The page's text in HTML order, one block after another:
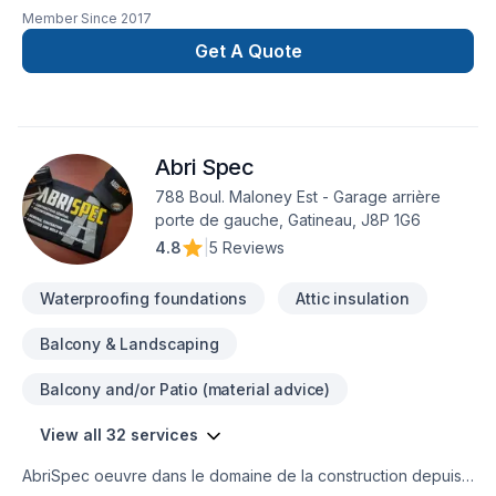
sinistre, Armoires, Balcon, Balcon de bois, Béton,
Calfeutrage, Carrelage, Charpentier, Clôture, Coffrage,
Commercial, Crépis, Cuisine, Décontamination, Démolition,
entre-toît, Isolation mur, Isolation sous-sol, Levage de maison,
Maçonnerie, Margelle, Meubles, Patio, Peinture, Plancher,
Porte de garage, Portes et fenêtres, Puit de lumière,
Rénovation générale, Revêtement extérieur, Salle de bain,
Solarium, Soudeur, Sous-sol, Tapis, Tirage de joint, Toiture.
Member Since 2017
Get A Quote
Abri Spec
788 Boul. Maloney Est - Garage arrière
porte de gauche, Gatineau, J8P 1G6
4.8
5 Reviews
Waterproofing foundations Attic insulation
Balcony & Landscaping
Balcony and/or Patio (material advice)
View all 32 services
AbriSpec oeuvre dans le domaine de la construction depuis